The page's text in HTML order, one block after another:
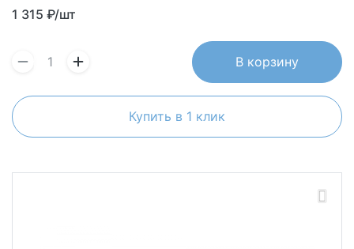
1 315 ₽/шт
В корзину
Купить в 1 клик